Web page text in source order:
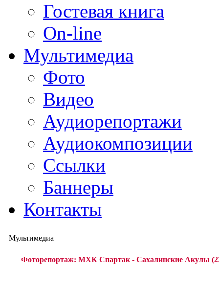
Гостевая книга
On-line
Мультимедиа
Фото
Видео
Аудиорепортажи
Аудиокомпозиции
Ссылки
Баннеры
Контакты
Мультимедиа
Фоторепортаж: МХК Спартак - Сахалинские Акулы